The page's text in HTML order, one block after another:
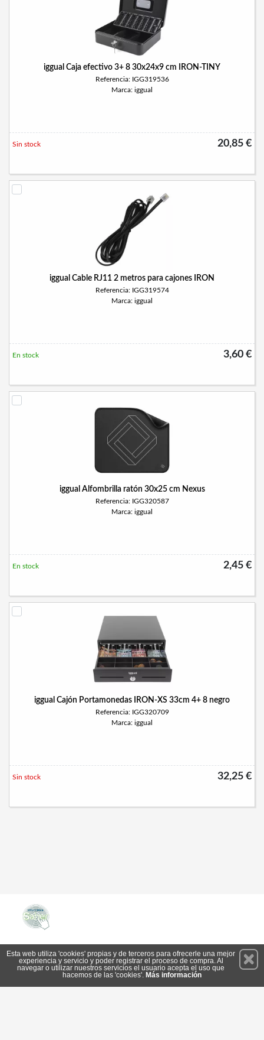
iggual Caja efectivo 3+ 8 30x24x9 cm IRON-TINY
Referencia: IGG319536
Marca: iggual
20,85 €
Sin stock
iggual Cable RJ11 2 metros para cajones IRON
Referencia: IGG319574
Marca: iggual
3,60 €
En stock
iggual Alfombrilla ratón 30x25 cm Nexus
Referencia: IGG320587
Marca: iggual
2,45 €
En stock
iggual Cajón Portamonedas IRON-XS 33cm 4+ 8 negro
Referencia: IGG320709
Marca: iggual
32,25 €
Sin stock
Suscríbete
Esta web utiliza 'cookies' propias y de terceros para ofrecerle una mejor
experiencia y servicio y poder registrar el proceso de compra. Al
navegar o utilizar nuestros servicios el usuario acepta el uso que
hacemos de las 'cookies'. Más información